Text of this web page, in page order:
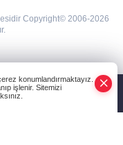
Copyright© 2006-2026
konumlandırmaktayız.
işlenir. Sitemizi